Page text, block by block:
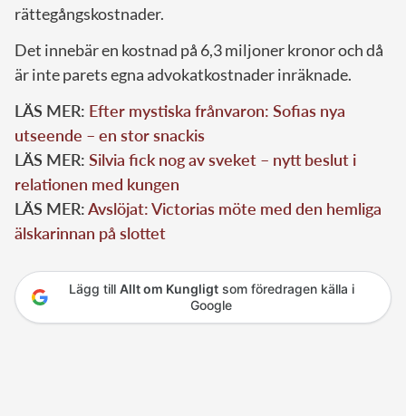
rättegångskostnader.
Det innebär en kostnad på 6,3 miljoner kronor och då
är inte parets egna advokatkostnader inräknade.
LÄS MER: Efter mystiska frånvaron: Sofias nya
utseende – en stor snackis
LÄS MER: Silvia fick nog av sveket – nytt beslut i
relationen med kungen
LÄS MER:Avslöjat: Victorias möte med den hemliga
älskarinnan på slottet
Lägg till Allt om Kungligtsom föredragen källa i
Google